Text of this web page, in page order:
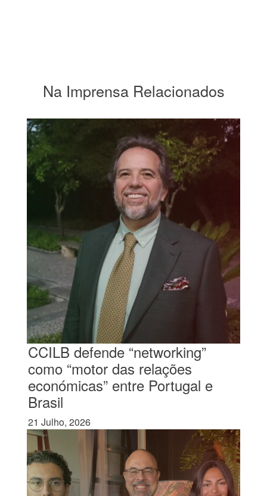
Na Imprensa Relacionados
CCILB defende “networking”
como “motor das relações
económicas” entre Portugal e
Brasil
21 Julho, 2026